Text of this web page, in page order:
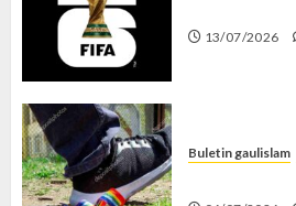
13/07/2026
Buletin gaulislam